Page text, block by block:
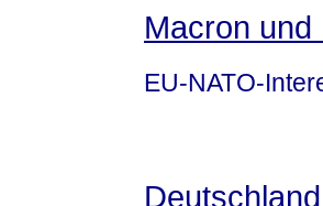
Macron und
EU-NATO-